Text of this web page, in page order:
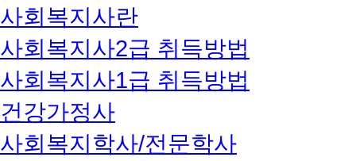
사회복지사란
사회복지사2급 취득방법
사회복지사1급 취득방법
건강가정사
사회복지학사/전문학사